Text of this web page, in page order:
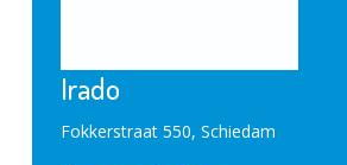
Irado
Fokkerstraat 550, Schiedam